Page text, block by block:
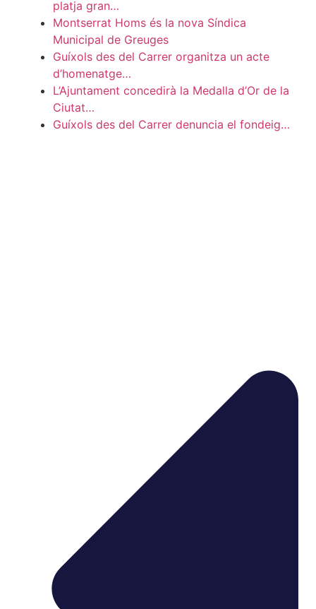
platja gran…
Montserrat Homs és la nova Síndica
Municipal de Greuges
Guíxols des del Carrer organitza un acte
d’homenatge…
L’Ajuntament concedirà la Medalla d’Or de la
Ciutat…
Guíxols des del Carrer denuncia el fondeig…